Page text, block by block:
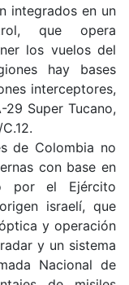
integrados en un
que opera
los vuelos del
hay bases
interceptores,
Super Tucano,
de Colombia no
con base en
por el Ejército
israelí, que
y operación
y un sistema
Nacional de